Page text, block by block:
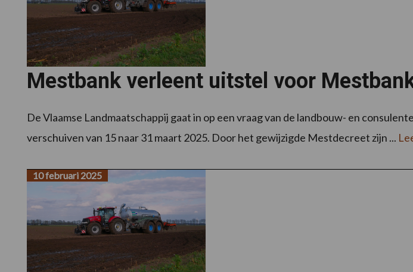
Mestbank verleent uitstel voor
De Vlaamse Landmaatschappij gaat in op een vraag van de landbouw- en
verschuiven van 15 naar 31 maart 2025. Door het gewijzigde Mestdecreet zijn ...
10 februari 2025